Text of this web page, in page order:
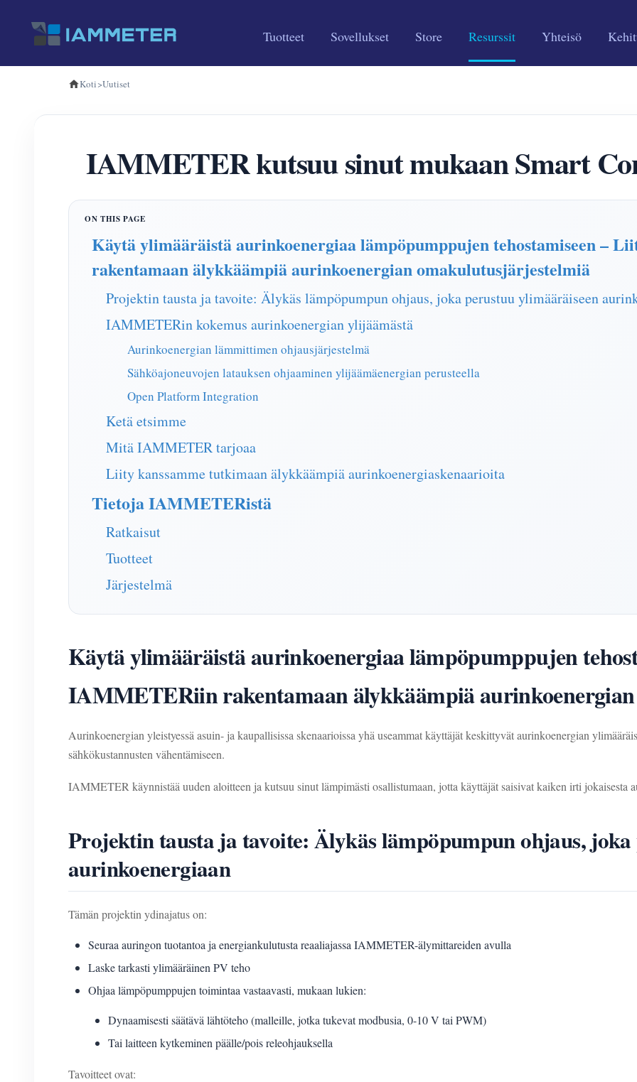
Tuotteet Sovellukset Store Resurssit Yhteisö
Koti>Uutiset
IAMMETER kutsuu sinut mukaan Smart
Käytä ylimääräistä aurinkoenergiaa lämpöpumppujen tehostamiseen –
rakentamaan älykkäämpiä aurinkoenergian omakulutusjärjestelmiä
Projektin tausta ja tavoite: Älykäs lämpöpumpun ohjaus, joka perustuu ylimääräiseen
IAMMETERin kokemus aurinkoenergian ylijäämästä
Aurinkoenergian lämmittimen ohjausjärjestelmä
Sähköajoneuvojen latauksen ohjaaminen ylijäämäenergian perusteella
Open Platform Integration
Ketä etsimme
Mitä IAMMETER tarjoaa
Liity kanssamme tutkimaan älykkäämpiä aurinkoenergiaskenaarioita
Tietoja IAMMETERistä
Ratkaisut
Tuotteet
Järjestelmä
Käytä ylimääräistä aurinkoenergiaa lämpöpumppujen
IAMMETERiin rakentamaan älykkäämpiä
Aurinkoenergian yleistyessä asuin- ja kaupallisissa skenaarioissa yhä useammat käyttäjät keskittyvät aurinkoenergian
sähkökustannusten vähentämiseen.
IAMMETER käynnistää uuden aloitteen ja kutsuu sinut lämpimästi osallistumaan, jotta käyttäjät saisivat kaiken irti jokaisesta
Projektin tausta ja tavoite: Älykäs lämpöpumpun ohjaus,
aurinkoenergiaan
Tämän projektin ydinajatus on:
Seuraa auringon tuotantoa ja energiankulutusta reaaliajassa IAMMETER-älymittareiden avulla
Laske tarkasti ylimääräinen PV teho
Ohjaa lämpöpumppujen toimintaa vastaavasti, mukaan lukien:
Dynaamisesti säätävä lähtöteho (malleille, jotka tukevat modbusia, 0-10 V tai PWM)
Tai laitteen kytkeminen päälle/pois releohjauksella
Tavoitteet ovat: